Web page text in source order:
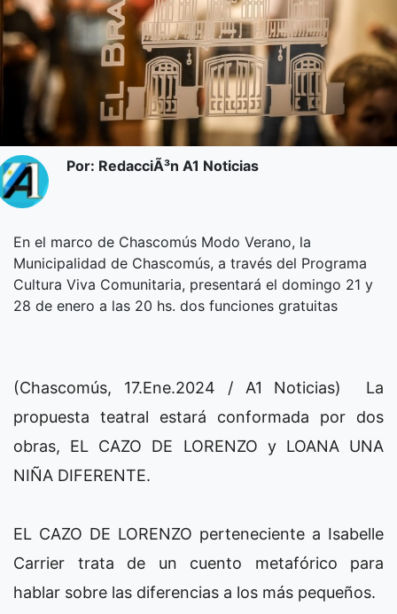
Por: RedacciÃ³n A1 Noticias
En el marco de Chascomús Modo Verano, la
Municipalidad de Chascomús, a través del Programa
Cultura Viva Comunitaria, presentará el domingo 21 y
28 de enero a las 20 hs. dos funciones gratuitas
(Chascomús, 17.Ene.2024 / A1 Noticias) La
propuesta teatral estará conformada por dos
obras, EL CAZO DE LORENZO y LOANA UNA
NIÑA DIFERENTE.
EL CAZO DE LORENZO perteneciente a Isabelle
Carrier trata de un cuento metafórico para
hablar sobre las diferencias a los más pequeños.